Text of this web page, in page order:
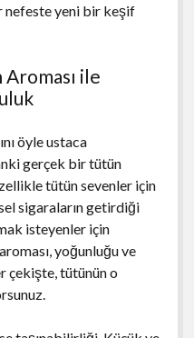
nefeste yeni bir keşif
ile
öyle ustaca
gerçek bir tütün
tütün sevenler için
sigaraların getirdiği
isteyenler için
yoğunluğu ve
çekişte, tütünün o